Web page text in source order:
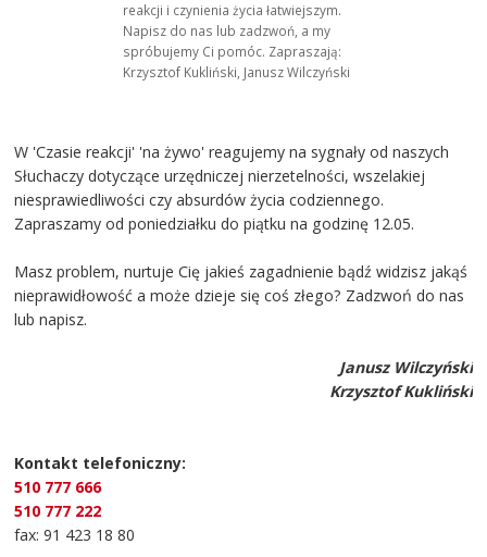
reakcji i czynienia życia łatwiejszym.
Napisz do nas lub zadzwoń, a my
spróbujemy Ci pomóc. Zapraszają:
Krzysztof Kukliński, Janusz Wilczyński
W 'Czasie reakcji' 'na żywo' reagujemy na sygnały od naszych
Słuchaczy dotyczące urzędniczej nierzetelności, wszelakiej
niesprawiedliwości czy absurdów życia codziennego.
Zapraszamy od poniedziałku do piątku na godzinę 12.05.
Masz problem, nurtuje Cię jakieś zagadnienie bądź widzisz jakąś
nieprawidłowość a może dzieje się coś złego? Zadzwoń do nas
lub napisz.
Janusz Wilczyński
Krzysztof Kukliński
Kontakt telefoniczny:
510 777 666
510 777 222
fax: 91 423 18 80